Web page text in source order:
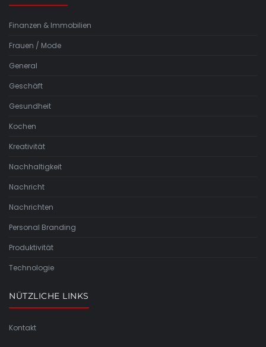
Finanzen & Immobilien
Frauen / Mode
General
Geschäft
Gesundheit
Kochen
Kreativität
Nachhaltigkeit
Nachricht
Nachrichten
Personal Branding
Produktivität
Technologie
NÜTZLICHE LINKS
Kontakt